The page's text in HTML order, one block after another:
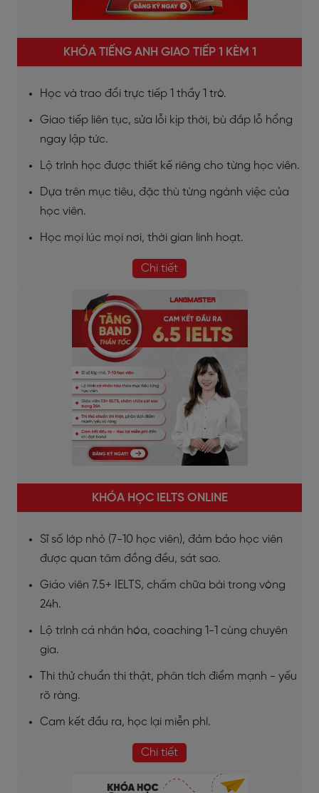
KHÓA TIẾNG ANH GIAO TIẾP 1 KÈM 1
Học và trao đổi trực tiếp 1 thầy 1 trò.
Giao tiếp liên tục, sửa lỗi kịp thời, bù đắp lỗ hổng
ngay lập tức.
Lộ trình học được thiết kế riêng cho từng học viên.
Dựa trên mục tiêu, đặc thù từng ngành việc của
học viên.
Học mọi lúc mọi nơi, thời gian linh hoạt.
Chi tiết
KHÓA HỌC IELTS ONLINE
Sĩ số lớp nhỏ (7-10 học viên), đảm bảo học viên
được quan tâm đồng đều, sát sao.
Giáo viên 7.5+ IELTS, chấm chữa bài trong vòng
24h.
Lộ trình cá nhân hóa, coaching 1-1 cùng chuyên
gia.
Thi thử chuẩn thi thật, phân tích điểm mạnh - yếu
rõ ràng.
Cam kết đầu ra, học lại miễn phí.
Chi tiết